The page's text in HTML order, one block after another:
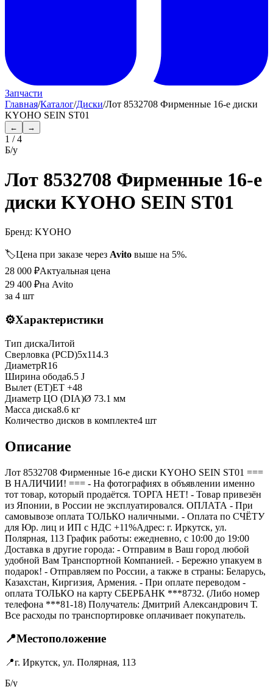
Запчасти
Главная/Каталог/Диски/Лот 8532708 Фирменные 16-е диски
KYOHO SEIN ST01
← →
1 /4
Б/у
Лот 8532708 Фирменные 16-е
диски KYOHO SEIN ST01
Бренд: KYOHO
🏷️Цена при заказе через Avito выше на 5%.
28 000 ₽Актуальная цена
29 400 ₽на Avito
за 4 шт
⚙️Характеристики
Тип дискаЛитой
Сверловка (PCD)5x114.3
ДиаметрR16
Ширина обода6.5 J
Вылет (ET)ET +48
Диаметр ЦО (DIA)Ø 73.1 мм
Масса диска8.6 кг
Количество дисков в комплекте4 шт
Описание
Лот 8532708 Фирменные 16-е диски KYOHO SEIN ST01 ===
B НАЛИЧИИ! === - На фотографиях в объявлении именно
тот товар, который продаётся. ТОРГА НЕТ! - Товар привезён
из Японии, в России не эксплуатировался. ОПЛАТА - При
самовывозе оплата ТОЛЬКО наличными. - Оплата по СЧЁТУ
для Юр. лиц и ИП с НДС +11%Адрес: г. Иркутск, ул.
Полярная, 113 График работы: ежедневно, с 10:00 до 19:00
Доставка в другие города: - Отправим в Ваш город любой
удобной Вам Транспортной Компанией. - Бережно упакуем в
подарок! - Отправляем по России, а также в страны: Беларусь,
Казахстан, Киргизия, Армения. - При оплате переводом -
оплата ТОЛЬКО на карту СБЕРБАНК ***8732. (Либо номер
телефона ***81-18) Получатель: Дмитрий Александрович Т.
Все расходы по транспортировке оплачивает покупатель.
📍Местоположение
📍г. Иркутск, ул. Полярная, 113
Б/у